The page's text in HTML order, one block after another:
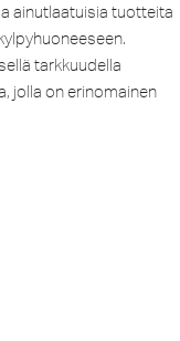
ainutlaatuisia tuotteita
tarkkuudella
jolla on erinomainen